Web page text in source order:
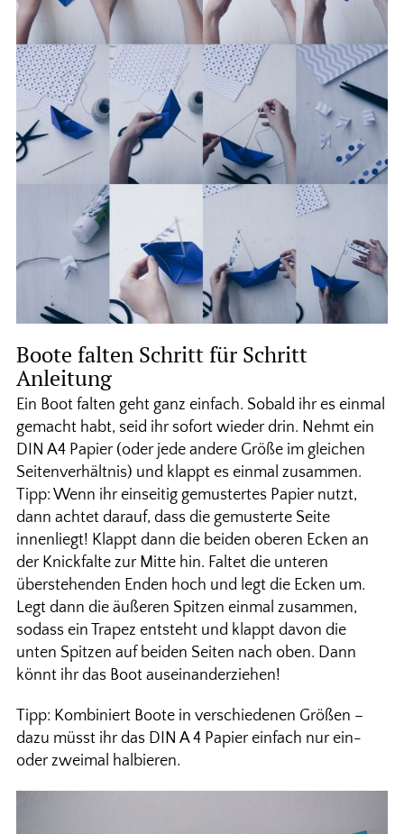
Boote falten Schritt für Schritt
Anleitung
Ein Boot falten geht ganz einfach. Sobald ihr es einmal
gemacht habt, seid ihr sofort wieder drin. Nehmt ein
DIN A4 Papier (oder jede andere Größe im gleichen
Seitenverhältnis) und klappt es einmal zusammen.
Tipp: Wenn ihr einseitig gemustertes Papier nutzt,
dann achtet darauf, dass die gemusterte Seite
innenliegt! Klappt dann die beiden oberen Ecken an
der Knickfalte zur Mitte hin. Faltet die unteren
überstehenden Enden hoch und legt die Ecken um.
Legt dann die äußeren Spitzen einmal zusammen,
sodass ein Trapez entsteht und klappt davon die
unten Spitzen auf beiden Seiten nach oben. Dann
könnt ihr das Boot auseinanderziehen!
Tipp: Kombiniert Boote in verschiedenen Größen –
dazu müsst ihr das DIN A 4 Papier einfach nur ein-
oder zweimal halbieren.